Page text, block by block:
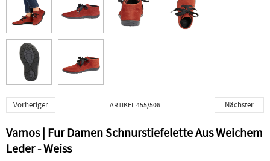
Vorheriger ARTIKEL 455/506 Nächster
Vamos | Fur Damen Schnurstiefelette Aus Weichem
Leder - Weiss